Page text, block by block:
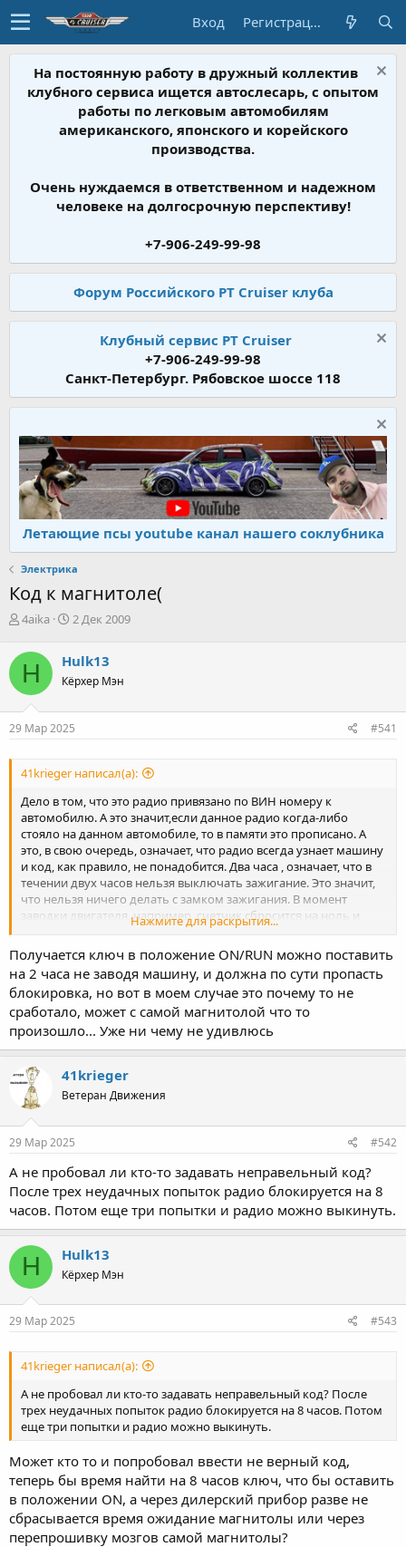
Вход Регистрация
На постоянную работу в дружный коллектив
клубного сервиса ищется автослесарь, с опытом
работы по легковым автомобилям
американского, японского и корейского
производства.
Очень нуждаемся в ответственном и надежном
человеке на долгосрочную перспективу!
+7-906-249-99-98
Форум Российского PT Cruiser клуба
Клубный сервис PT Cruiser
+7-906-249-99-98
Санкт-Петербург. Рябовское шоссе 118
Летающие псы youtube канал нашего соклубника
Электрика
Код к магнитоле(
А
т
о
р
т
е
м
4aika
Д
а
н
ч
а
2 Дек 2009
H Hulk13
Кёрхер Мэн
29 Мар 2025 #541
41krieger написал(а):
Дело в том, что это радио привязано по ВИН номеру к
автомобилю. А это значит,если данное радио когда-либо
стояло на данном автомобиле, то в памяти это прописано. А
это, в свою очередь, означает, что радио всегда узнает машину
и код, как правило, не понадобится. Два часа , означает, что в
течении двух часов нельзя выключать зажигание. Это значит,
что нельзя ничего делать с замком зажигания. В момент
заводки двигателя, например, счетчик сбросится на ноль и
придется опять два часа ждать.
Нажмите для раскрытия...
Получается ключ в положение ON/RUN можно поставить
на 2 часа не заводя машину, и должна по сути пропасть
блокировка, но вот в моем случае это почему то не
сработало, может с самой магнитолой что то
произошло... Уже ни чему не удивлюсь
41krieger
Ветеран Движения
29 Мар 2025 #542
А не пробовал ли кто-то задавать неправельный код?
После трех неудачных попыток радио блокируется на 8
часов. Потом еще три попытки и радио можно выкинуть.
H Hulk13
Кёрхер Мэн
29 Мар 2025 #543
41krieger написал(а):
А не пробовал ли кто-то задавать неправельный код? После
трех неудачных попыток радио блокируется на 8 часов. Потом
еще три попытки и радио можно выкинуть.
Может кто то и попробовал ввести не верный код,
теперь бы время найти на 8 часов ключ, что бы оставить
в положении ON, а через дилерский прибор разве не
сбрасывается время ожидание магнитолы или через
перепрошивку мозгов самой магнитолы?